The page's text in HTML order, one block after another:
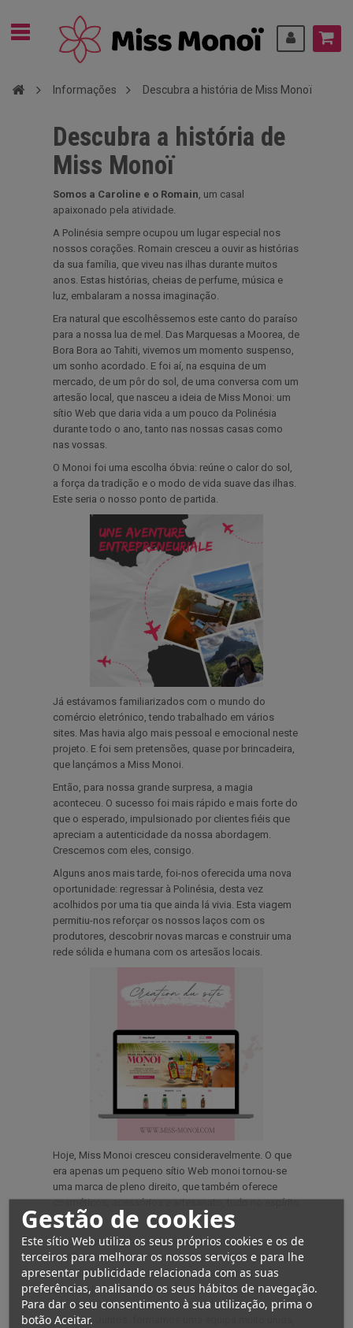
Gestão de cookies
Este sítio Web utiliza os seus próprios cookies e os de
terceiros para melhorar os nossos serviços e para lhe
apresentar publicidade relacionada com as suas
preferências, analisando os seus hábitos de navegação.
Para dar o seu consentimento à sua utilização, prima o
botão Aceitar.
Informações Descubra a história de Miss Monoï
Descubra a história de
Miss Monoï
Somos a Caroline e o Romain, um casal
apaixonado pela atividade.
A Polinésia sempre ocupou um lugar especial nos
nossos corações. Romain cresceu a ouvir as histórias
da sua família, que viveu nas ilhas durante muitos
anos. Estas histórias, cheias de perfume, música e
luz, embalaram a nossa imaginação.
Era natural que escolhêssemos este canto do paraíso
para a nossa lua de mel. Das Marquesas a Moorea, de
Bora Bora ao Tahiti, vivemos um momento suspenso,
um sonho acordado. E foi aí, na esquina de um
mercado, de um pôr do sol, de uma conversa com um
artesão local, que nasceu a ideia de Miss Monoi: um
sítio Web que daria vida a um pouco da Polinésia
durante todo o ano, tanto nas nossas casas como
nas vossas.
O Monoi foi uma escolha óbvia: reúne o calor do sol,
a força da tradição e o modo de vida suave das ilhas.
Este seria o nosso ponto de partida.
Já estávamos familiarizados com o mundo do
comércio eletrónico, tendo trabalhado em vários
sites. Mas havia algo mais pessoal e emocional neste
projeto. E foi sem pretensões, quase por brincadeira,
que lançámos a Miss Monoi.
Então, para nossa grande surpresa, a magia
aconteceu. O sucesso foi mais rápido e mais forte do
que o esperado, impulsionado por clientes fiéis que
apreciam a autenticidade da nossa abordagem.
Crescemos com eles, consigo.
Alguns anos mais tarde, foi-nos oferecida uma nova
oportunidade: regressar à Polinésia, desta vez
acolhidos por uma tia que ainda lá vivia. Esta viagem
permitiu-nos reforçar os nossos laços com os
produtores, descobrir novas marcas e construir uma
rede sólida e humana com os artesãos locais.
Hoje, Miss Monoi cresceu consideravelmente. O que
era apenas um pequeno sítio Web monoi tornou-se
uma marca de pleno direito, que também oferece
cosméticos, acessórios e artesanato, tudo no espírito
da Fenua.
A nossa equipa cresceu e inclui pessoas que
partilham os nossos valores: respeito pelos outros,
amor pelo trabalho bem feito e uma preocupação
genuína pela natureza e pelo que ela tem para
oferecer. Cada membro é essencial para esta
aventura. Juntos, formamos uma equipa muito unida,